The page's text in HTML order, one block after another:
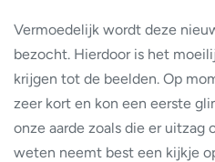
Vermoedelijk wordt deze
bezocht. Hierdoor is het
krijgen tot de beelden. Op
zeer kort en kon een eerste
onze aarde zoals die er uitzag
weten neemt best een kijkje